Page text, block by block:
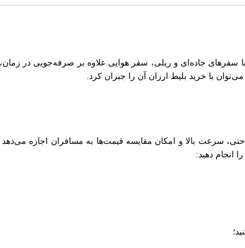
سفرهای جاده‌ای و ریلی، سفر هوایی علاوه بر صرفه‌جویی در
با خرید بلیط ارزان آن را جبران کرد.
بالا و امکان مقایسه قیمت‌ها به مسافران اجازه می‌دهد تا
انجام دهید: